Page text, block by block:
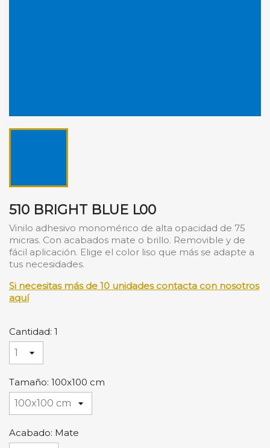
510 BRIGHT BLUE L00
Vinilo adhesivo monomérico de alta opacidad de 75
micras. Con acabados mate o brillo. Removible y de
fácil aplicación. Elige el color liso que más se adapte a
tus necesidades.
Si necesitas más de 10 unidades contacta con nosotros
aquí
Cantidad: 1
Tamaño: 100x100 cm
Acabado: Mate